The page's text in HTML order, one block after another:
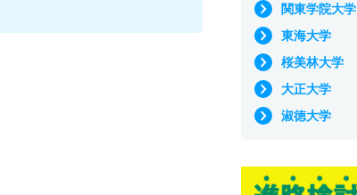
関東学院大学
東海大学
桜美林大学
大正大学
淑徳大学